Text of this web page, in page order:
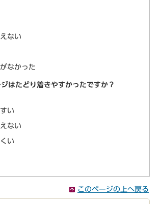
ない
なかった
はたどり着きやすかったですか？
い
ない
い
このページの上へ戻る